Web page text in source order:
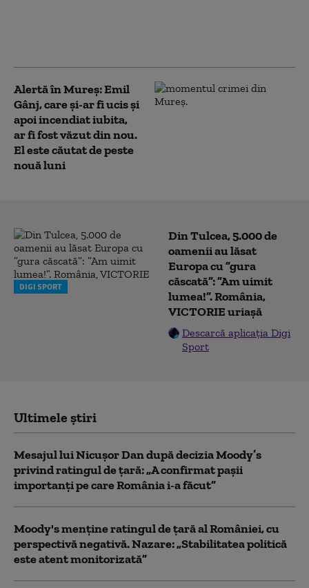
Alertă în Mureș: Emil
Gânj, care și-ar fi ucis și
apoi incendiat iubita,
ar fi fost văzut din nou.
El este căutat de peste
nouă luni
DIGI SPORT
Din Tulcea, 5.000 de
oamenii au lăsat
Europa cu ”gura
căscată”: ”Am uimit
lumea!”. România,
VICTORIE uriașă
Descarcă aplicația Digi
Sport
Ultimele știri
Mesajul lui Nicușor Dan după decizia Moody’s
privind ratingul de țară: „A confirmat pașii
importanți pe care România i-a făcut”
Moody's menține ratingul de țară al României, cu
perspectivă negativă. Nazare: „Stabilitatea politică
este atent monitorizată”